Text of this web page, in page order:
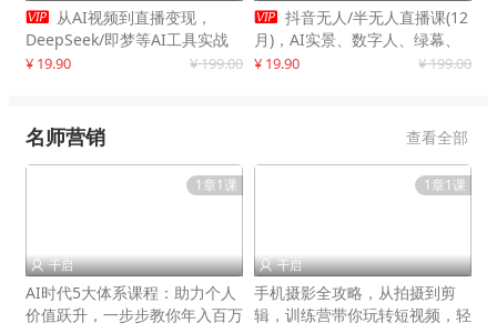
 从AI视频到直播变现，
DeepSeek/即梦等AI工具实战
教学，生产爆款视频，打造高流
¥ 19.90 ¥ 199.00
 抖音无人/半无人直播课(12
月)，AI实景、数字人、绿幕、
多种玩法、24小时自动盈利
¥ 19.90 ¥ 199.00
名师营销 查看全部
1章1课
 千启
AI时代5大体系课程：助力个人
价值跃升，一步步教你年入百万
1章1课
 千启
手机摄影全攻略，从拍摄到剪
辑，训练营带你玩转短视频，轻